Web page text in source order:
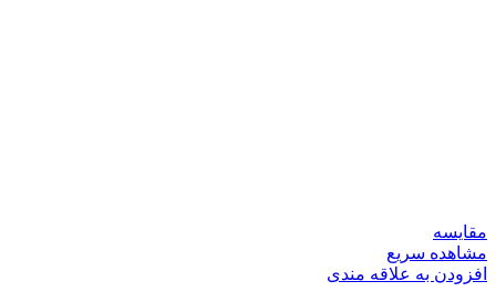
مقایسه
مشاهده سریع
افزودن به علاقه مندی